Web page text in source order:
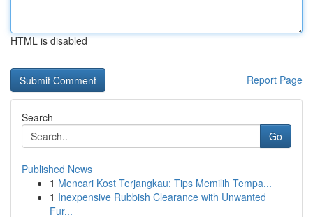
HTML is disabled
Report Page
Search
Go
Published News
1 Mencari Kost Terjangkau: Tips Memilih Tempa...
1 Inexpensive Rubbish Clearance with Unwanted
Fur...